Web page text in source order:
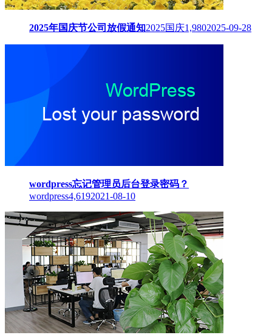
2025年国庆节公司放假通知2025国庆1,9802025-09-28
wordpress忘记管理员后台登录密码？
wordpress4,6192021-08-10